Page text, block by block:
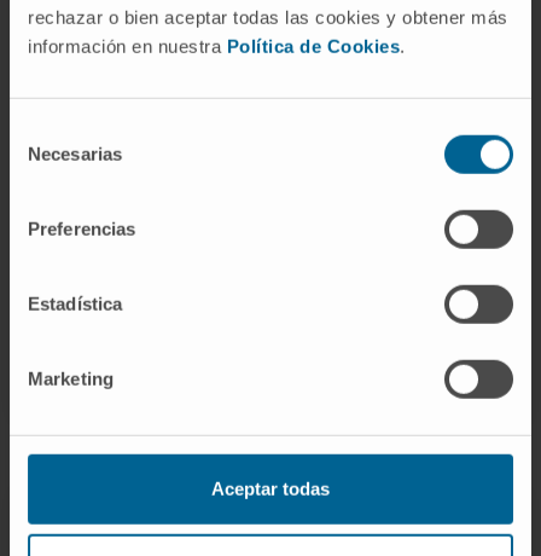
rechazar o bien aceptar todas las cookies y obtener más
información en nuestra Política de Cookies.
Necesarias
Preferencias
Estadística
Marketing
Aceptar todas
O eletroencefalograma tem, habitualmente,
com alergia aos materiais colocados em
condutora, metal dos elétrodos, plástico ou
borracha do gorro), situação que é muito rara.
O Serviço de Neurofisiologia